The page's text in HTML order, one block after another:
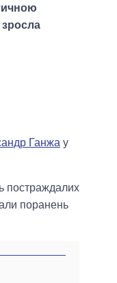
зросла
Ганжа у
постраждалих
поранень